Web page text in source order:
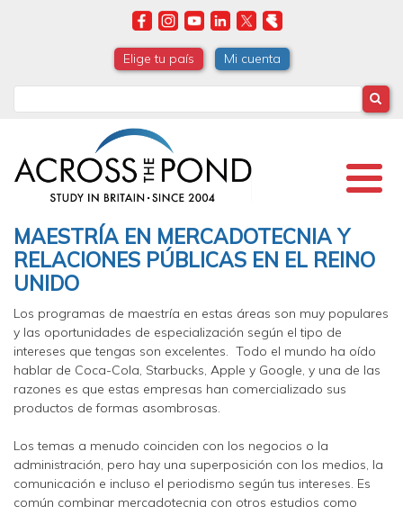
Elige tu país Mi cuenta
MAESTRÍA EN MERCADOTECNIA Y
RELACIONES PÚBLICAS EN EL REINO
UNIDO
Los programas de maestría en estas áreas son muy populares
y las oportunidades de especialización según el tipo de
intereses que tengas son excelentes. Todo el mundo ha oído
hablar de Coca-Cola, Starbucks, Apple y Google, y una de las
razones es que estas empresas han comercializado sus
productos de formas asombrosas.
Los temas a menudo coinciden con los negocios o la
administración, pero hay una superposición con los medios, la
comunicación e incluso el periodismo según tus intereses. Es
común combinar mercadotecnia con otros estudios como